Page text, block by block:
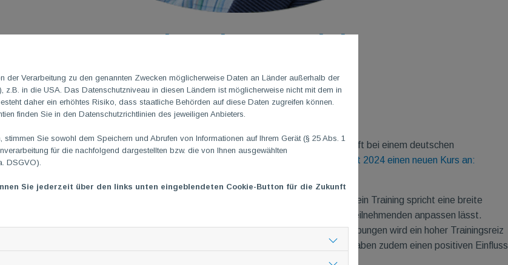
TGM Trainer im Bereich
| von Christos Mantzios
Mantzios, bin 57 Jahre alt, Sozialwissenschaftler und beruflich als Führungskraft bei einem deutschen
tätig. Seit April 2024 bin ich neu im TG
ab Ende August 2024 einen neuen Kurs an:
ist ein sehr effektives Ganzkörper-Fitnesstraining und Boxen ohne Gegner. Mein Training spricht eine breite
an, da sich durch die Übungsauswahl und die Übungsintensität variabel an die Teilnehmenden anpassen lässt.
Kombination aus Grundlagenausdauer, explosiven Bewegungen und Kräftigungsübungen wird ein hoher Trainingsreiz
und alle konditionellen Fähigkeiten angesprochen. Die spezifischen Boxtechniken haben zudem einen positiven Einfluss
der Verarbeitung zu den genannten Zwecken möglicherweise Daten an Länder außerhalb der
z.B. in die USA. Das Datenschutzniveau in diesen Ländern ist möglicherweise nicht mit dem in
daher ein erhöhtes Risiko, dass staatliche Behörden auf diese Daten zugreifen können.
finden Sie in den Datenschutzrichtlinien des jeweiligen Anbieters.
stimmen Sie sowohl dem Speichern und Abrufen von Informationen auf Ihrem Gerät (§ 25 Abs. 1
für die nachfolgend dargestellten bzw. die von Ihnen ausgewählten
DSGVO).
Sie jederzeit über den links unten eingeblendeten Cookie-Button für die Zukunft